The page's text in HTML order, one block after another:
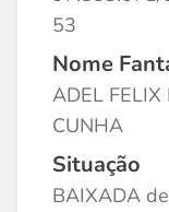
53
Nome
ADEL FELIX
CUNHA
Situação
BAIXADA